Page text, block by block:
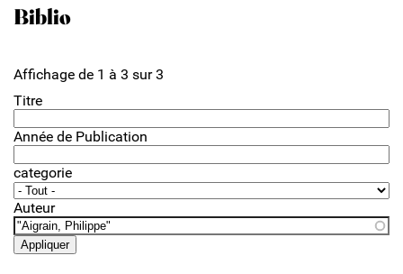
Biblio
Affichage de 1 à 3 sur 3
Titre
Année de Publication
categorie
Auteur